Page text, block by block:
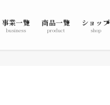
事業一覧
business
商品一覧
product
ショップ
shop